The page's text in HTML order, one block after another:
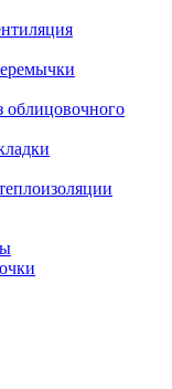
облицовочного